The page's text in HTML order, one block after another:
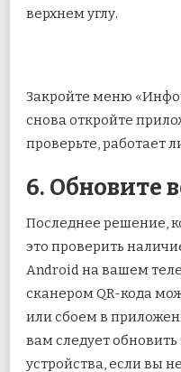
верхнем углу.
Закройте меню
снова откройте
проверьте, работает
6. Обновите
Последнее решение,
это проверить
Android на вашем
сканером QR-кода
или сбоем в
вам следует
устройства, если вы